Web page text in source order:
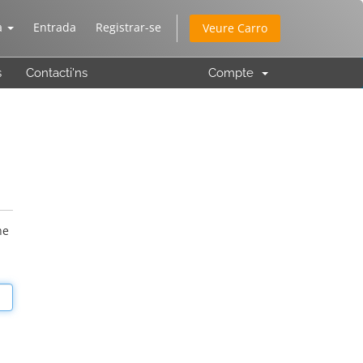
Entrada Registrar-se Veure Carro
Contacti'ns Compte